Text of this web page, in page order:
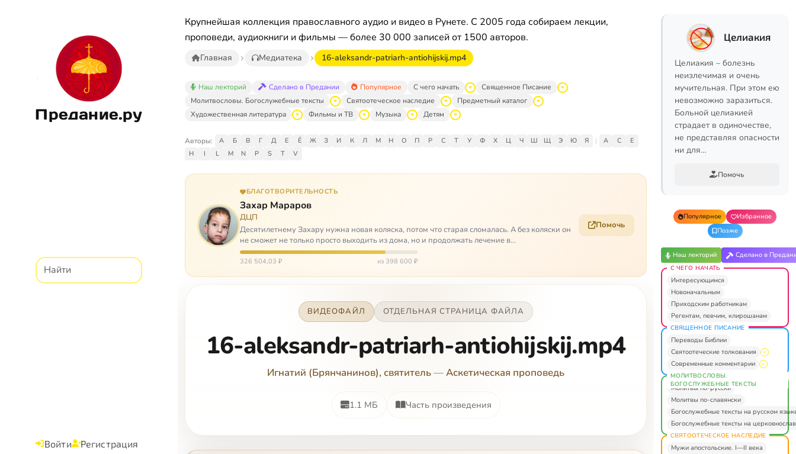
Предание.ру
Войти Регистрация
Крупнейшая коллекция православного аудио и видео в Рунете. С 2005 года собираем лекции,
проповеди, аудиокниги и фильмы — более 30 000 записей от 1500 авторов.
Главная Медиатека 16-aleksandr-patriarh-antiohijskij.mp4
Наш лекторий Сделано в Предании Популярное С чего начать
Священное Писание
Молитвословы. Богослужебные тексты
Святоотеческое наследие
Предметный каталог
Художественная литература
Фильмы и ТВ Музыка Детям
Авторы: А Б В Г Д Е Ё Ж З И К Л М Н О П Р С Т У Ф Х Ц Ч Ш Щ Э Ю Я | A C
E
H
I L M N P S T V
БЛАГОТВОРИТЕЛЬНОСТЬ
Захар Мараров
ДЦП
Десятилетнему Захару нужна новая коляска, потом что старая сломалась. А без коляски он
не сможет не только просто выходить из дома, но и продолжать лечение в
реабилитационных центр…
326 504,03 ₽ из 398 600 ₽
Помочь
ВИДЕОФАЙЛ ОТДЕЛЬНАЯ СТРАНИЦА ФАЙЛА
16-aleksandr-patriarh-antiohijskij.mp4
Игнатий (Брянчанинов), святитель—Аскетическая проповедь
1.1 МБ Часть произведения
Целиакия
Целиакия – болезнь
неизлечимая и очень
мучительная. При этом ею
невозможно заразиться.
Больной целиакией
страдает в одиночестве,
не представляя опасности
ни для…
Помочь
Популярное
Избранное
Позже
Наш лекторий Сделано в
С ЧЕГО НАЧАТЬ
Интересующимся
Новоначальным
Приходским работникам
Регентам, певчим, клирошанам
СВЯЩЕННОЕ ПИСАНИЕ
Переводы Библии
Святоотеческие толкования
Современные комментарии
МОЛИТВОСЛОВЫ.
БОГОСЛУЖЕБНЫЕ ТЕКСТЫ
Молитвы по-русски
Молитвы по-славянски
Богослужебные тексты на русском
Богослужебные тексты на
СВЯТООТЕЧЕСКОЕ НАСЛЕДИЕ
Мужи апостольские. I—II века